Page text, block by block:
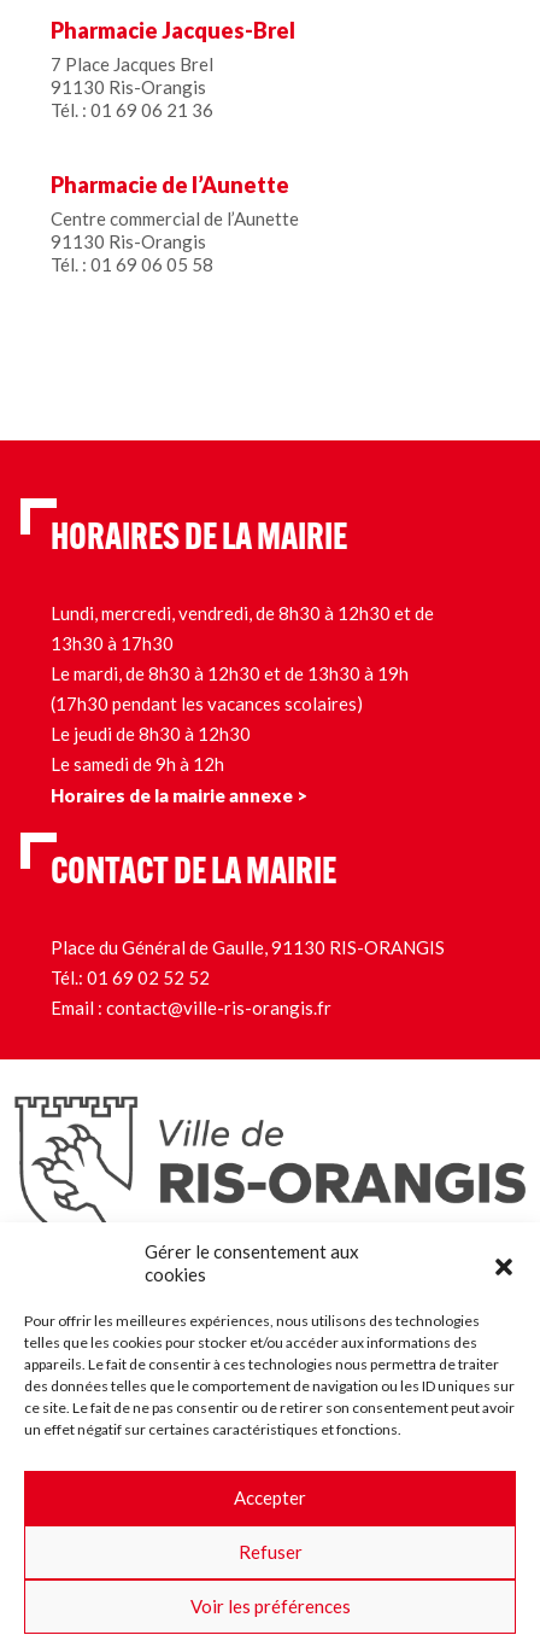
Gérer le consentement aux
cookies
Pour offrir les meilleures expériences, nous utilisons des technologies
telles que les cookies pour stocker et/ou accéder aux informations des
appareils. Le fait de consentir à ces technologies nous permettra de traiter
des données telles que le comportement de navigation ou les ID uniques sur
ce site. Le fait de ne pas consentir ou de retirer son consentement peut avoir
un effet négatif sur certaines caractéristiques et fonctions.
Accepter
Refuser
Voir les préférences
Pharmacie Jacques-Brel
7 Place Jacques Brel
91130 Ris-Orangis
Tél. : 01 69 06 21 36
Pharmacie de l’Aunette
Centre commercial de l’Aunette
91130 Ris-Orangis
Tél. : 01 69 06 05 58
HORAIRES DE LA MAIRIE
Lundi, mercredi, vendredi, de 8h30 à 12h30 et de
13h30 à 17h30
Le mardi, de 8h30 à 12h30 et de 13h30 à 19h
(17h30 pendant les vacances scolaires)
Le jeudi de 8h30 à 12h30
Le samedi de 9h à 12h
Horaires de la mairie annexe >
CONTACT DE LA MAIRIE
Place du Général de Gaulle, 91130 RIS-ORANGIS
Tél.: 01 69 02 52 52
Email : contact@ville-ris-orangis.fr
Ris-Orangis
@2022 — Tous droits réservés
Plan du site
Contact
Accessibilité
Crédits
Les marchés publics
Suggestions & Améliorations
Facebook
InstaTwitterYoutube